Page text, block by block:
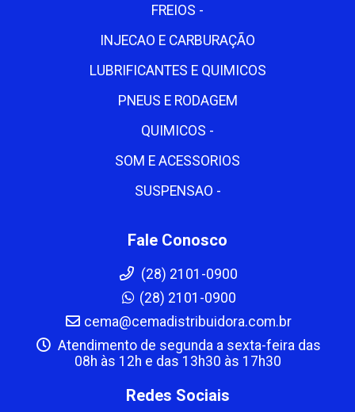
FREIOS -
INJECAO E CARBURAÇÃO
LUBRIFICANTES E QUIMICOS
PNEUS E RODAGEM
QUIMICOS -
SOM E ACESSORIOS
SUSPENSAO -
Fale Conosco
(28) 2101-0900
(28) 2101-0900
cema@cemadistribuidora.com.br
Atendimento de segunda a sexta-feira das
08h às 12h e das 13h30 às 17h30
Redes Sociais